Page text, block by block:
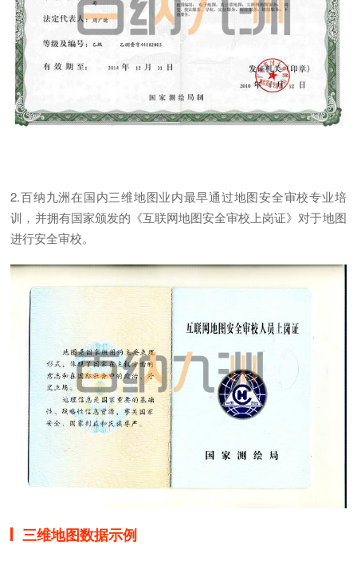
2.百纳九洲在国内三维地图业内最早通过地图安全审校专业培
训，并拥有国家颁发的《互联网地图安全审校上岗证》对于地图
进行安全审校。
三维地图数据示例